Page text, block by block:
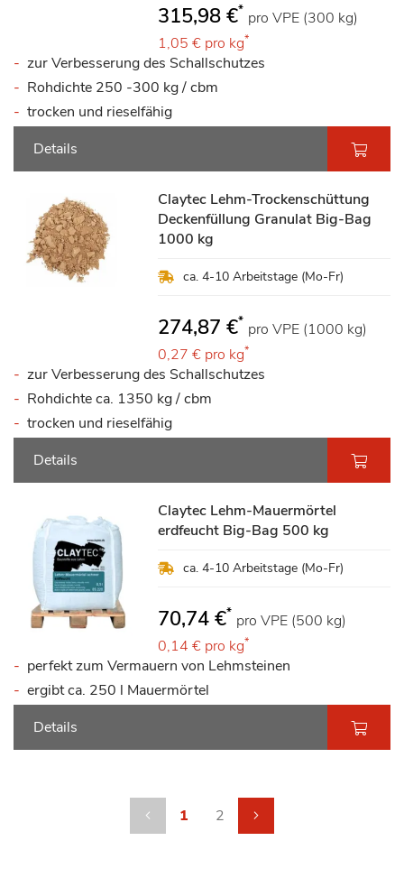
315,98 €* pro VPE (300 kg)
1,05 € pro kg*
zur Verbesserung des Schallschutzes
Rohdichte 250 -300 kg / cbm
trocken und rieselfähig
Details
Claytec Lehm-Trockenschüttung
Deckenfüllung Granulat Big-Bag
1000 kg
ca. 4-10 Arbeitstage (Mo-Fr)
274,87 €* pro VPE (1000 kg)
0,27 € pro kg*
zur Verbesserung des Schallschutzes
Rohdichte ca. 1350 kg / cbm
trocken und rieselfähig
Details
Claytec Lehm-Mauermörtel
erdfeucht Big-Bag 500 kg
ca. 4-10 Arbeitstage (Mo-Fr)
70,74 €* pro VPE (500 kg)
0,14 € pro kg*
perfekt zum Vermauern von Lehmsteinen
ergibt ca. 250 l Mauermörtel
Details
Seite
Seite
ZurückSie lesen gerade die Seite
1 Seite
2